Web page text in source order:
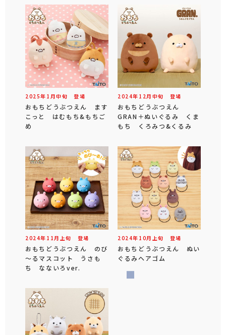
2025年 1 月中旬 登場
おもちどうぶつえん ます
こっと はむもち&もちご
め
2024年 12 月 中旬 登場
おもちどうぶつえん
GRAN＋ぬいぐるみ くま
もち くろみつ&くるみ
2024年 11 月 上旬 登場
おもちどうぶつえん のび
～るマスコット うさも
ち なないろver.
2024年 10月 上旬 登場
おもちどうぶつえん ぬい
ぐるみヘアゴム